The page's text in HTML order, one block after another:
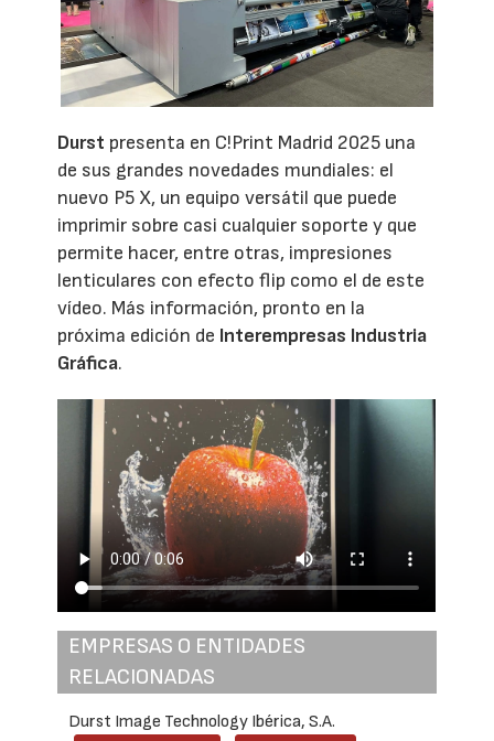
Durst presenta en C!Print Madrid 2025 una
de sus grandes novedades mundiales: el
nuevo P5 X, un equipo versátil que puede
imprimir sobre casi cualquier soporte y que
permite hacer, entre otras, impresiones
lenticulares con efecto flip como el de este
vídeo. Más información, pronto en la
próxima edición de Interempresas Industria
Gráfica.
EMPRESAS O ENTIDADES
RELACIONADAS
Durst Image Technology Ibérica, S.A.